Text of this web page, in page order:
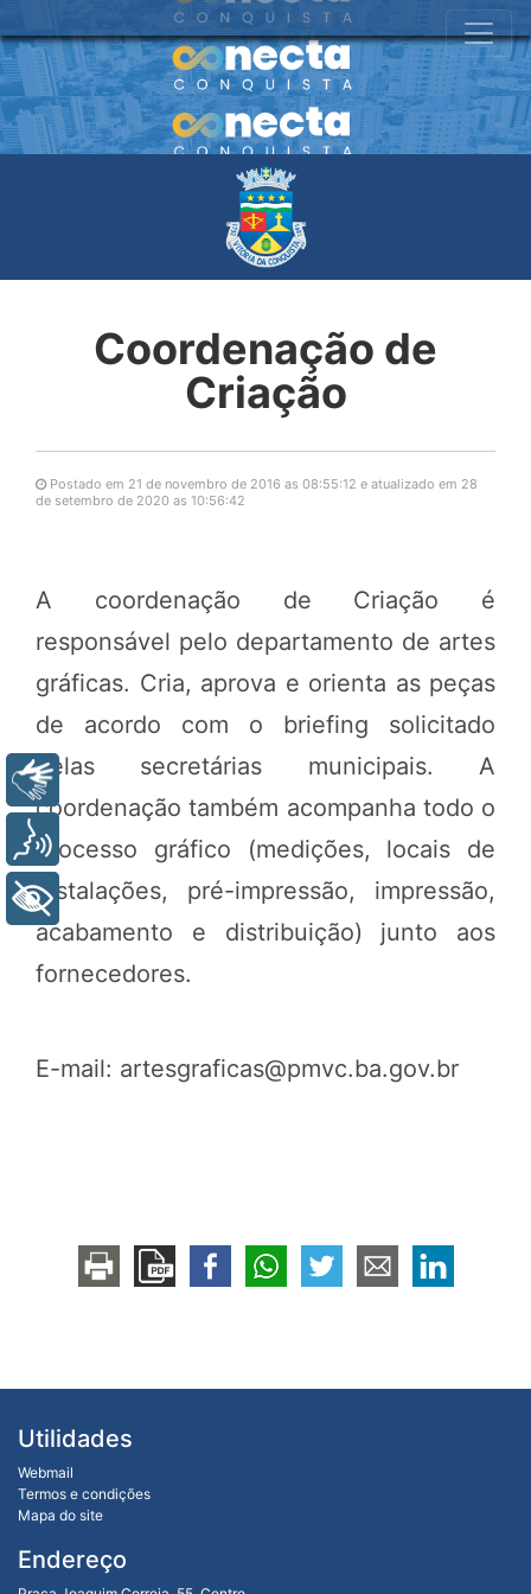
Coordenação de
Criação
Postado em 21 de novembro de 2016 as 08:55:12 e atualizado em 28
de setembro de 2020 as 10:56:42
A coordenação de Criação é
responsável pelo departamento de artes
gráficas. Cria, aprova e orienta as peças
de acordo com o briefing solicitado
pelas secretárias municipais. A
coordenação também acompanha todo o
processo gráfico (medições, locais de
instalações, pré-impressão, impressão,
acabamento e distribuição) junto aos
fornecedores.
E-mail: artesgraficas@pmvc.ba.gov.br
Utilidades
Webmail
Termos e condições
Mapa do site
Endereço
Libras
Voz
+ Acessibilidade